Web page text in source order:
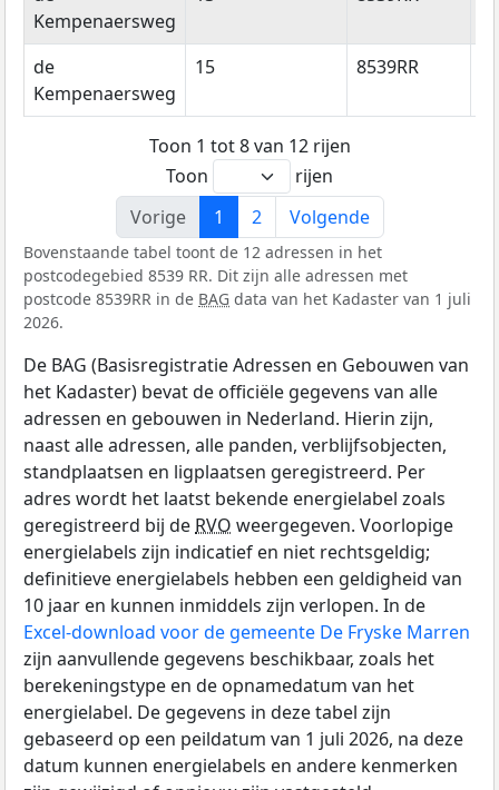
Kempenaersweg
de
Kempenaersweg
15 8539RR
Toon 1 tot 8 van 12 rijen
Toon
rijen
Vorige
1 2 Volgende
Bovenstaande tabel toont de 12 adressen in het
postcodegebied 8539 RR. Dit zijn alle adressen met
postcode 8539RR in de BAG data van het Kadaster van 1 juli
2026.
De BAG (Basisregistratie Adressen en Gebouwen van
het Kadaster) bevat de officiële gegevens van alle
adressen en gebouwen in Nederland. Hierin zijn,
naast alle adressen, alle panden, verblijfsobjecten,
standplaatsen en ligplaatsen geregistreerd. Per
adres wordt het laatst bekende energielabel zoals
geregistreerd bij de RVO weergegeven. Voorlopige
energielabels zijn indicatief en niet rechtsgeldig;
definitieve energielabels hebben een geldigheid van
10 jaar en kunnen inmiddels zijn verlopen. In de
Excel-download voor de gemeente De Fryske Marren
zijn aanvullende gegevens beschikbaar, zoals het
berekeningstype en de opnamedatum van het
energielabel. De gegevens in deze tabel zijn
gebaseerd op een peildatum van 1 juli 2026, na deze
datum kunnen energielabels en andere kenmerken